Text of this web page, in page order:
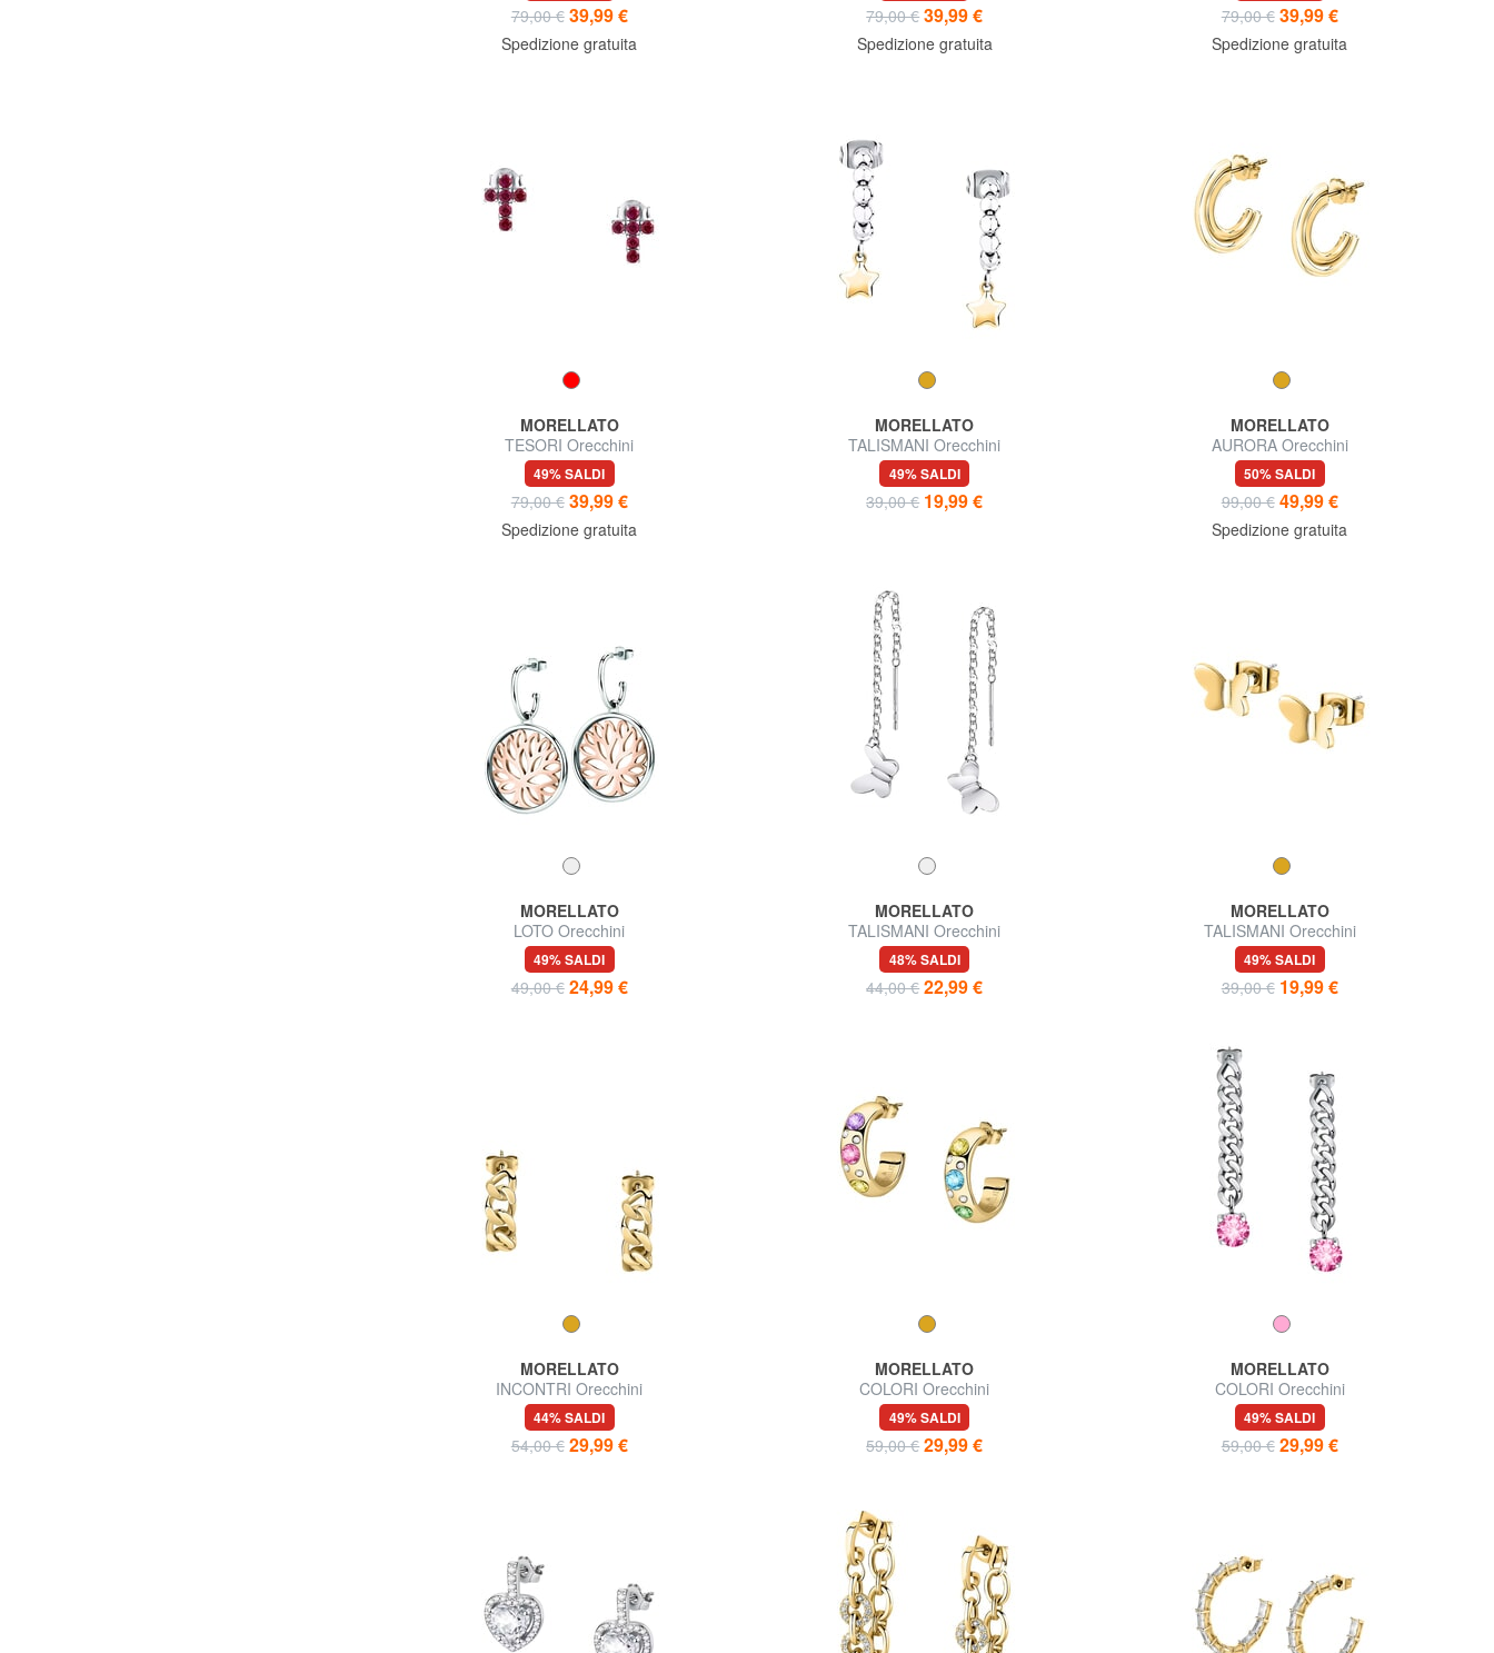
79,00 € 39,99 €
Spedizione gratuita
79,00 € 39,99 €
Spedizione gratuita
79,00 € 39,99 €
Spedizione gratuita
MORELLATO
TESORI Orecchini
49% SALDI
79,00 € 39,99 €
Spedizione gratuita
MORELLATO
TALISMANI Orecchini
49% SALDI
39,00 € 19,99 €
MORELLATO
AURORA Orecchini
50% SALDI
99,00 € 49,99 €
Spedizione gratuita
MORELLATO
LOTO Orecchini
49% SALDI
49,00 € 24,99 €
MORELLATO
TALISMANI Orecchini
48% SALDI
44,00 € 22,99 €
MORELLATO
TALISMANI Orecchini
49% SALDI
39,00 € 19,99 €
MORELLATO
INCONTRI Orecchini
44% SALDI
54,00 € 29,99 €
MORELLATO
COLORI Orecchini
49% SALDI
59,00 € 29,99 €
MORELLATO
COLORI Orecchini
49% SALDI
59,00 € 29,99 €